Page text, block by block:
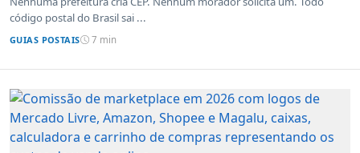
código postal do Brasil sai ...
GUIAS POSTAIS 7 min